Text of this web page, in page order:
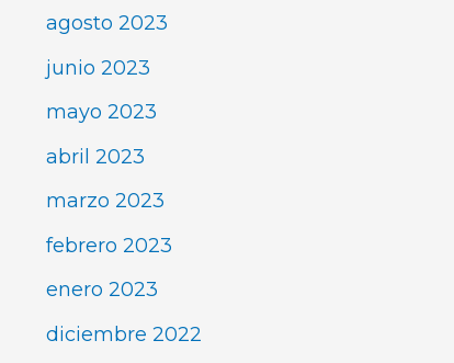
agosto 2023
junio 2023
mayo 2023
abril 2023
marzo 2023
febrero 2023
enero 2023
diciembre 2022